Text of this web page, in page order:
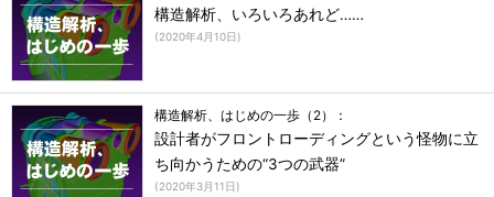
構造解析、いろいろあれど……
(2020年4月10日)
構造解析、はじめの一歩（2）：
設計者がフロントローディングという怪物に立
ち向かうための“3つの武器”
(2020年3月11日)